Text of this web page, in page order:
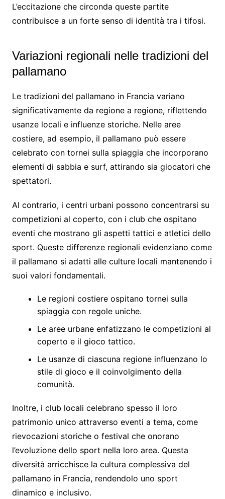
L’eccitazione che circonda queste partite
contribuisce a un forte senso di identità tra i tifosi.
Variazioni regionali nelle tradizioni del
pallamano
Le tradizioni del pallamano in Francia variano
significativamente da regione a regione, riflettendo
usanze locali e influenze storiche. Nelle aree
costiere, ad esempio, il pallamano può essere
celebrato con tornei sulla spiaggia che incorporano
elementi di sabbia e surf, attirando sia giocatori che
spettatori.
Al contrario, i centri urbani possono concentrarsi su
competizioni al coperto, con i club che ospitano
eventi che mostrano gli aspetti tattici e atletici dello
sport. Queste differenze regionali evidenziano come
il pallamano si adatti alle culture locali mantenendo i
suoi valori fondamentali.
Le regioni costiere ospitano tornei sulla
spiaggia con regole uniche.
Le aree urbane enfatizzano le competizioni al
coperto e il gioco tattico.
Le usanze di ciascuna regione influenzano lo
stile di gioco e il coinvolgimento della
comunità.
Inoltre, i club locali celebrano spesso il loro
patrimonio unico attraverso eventi a tema, come
rievocazioni storiche o festival che onorano
l’evoluzione dello sport nella loro area. Questa
diversità arricchisce la cultura complessiva del
pallamano in Francia, rendendolo uno sport
dinamico e inclusivo.